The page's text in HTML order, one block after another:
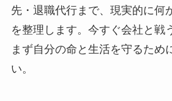
先・退職代行まで、現実的に何
を整理します。今すぐ会社と戦
まず自分の命と生活を守るため
い。